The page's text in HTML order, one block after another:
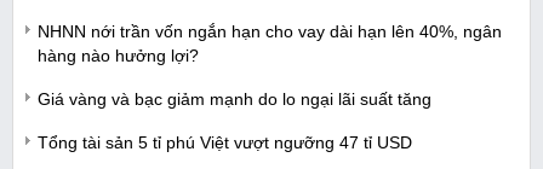
NHNN nới trần vốn ngắn hạn cho vay dài hạn lên 40%, ngân
hàng nào hưởng lợi?
Giá vàng và bạc giảm mạnh do lo ngại lãi suất tăng
Tổng tài sản 5 tỉ phú Việt vượt ngưỡng 47 tỉ USD